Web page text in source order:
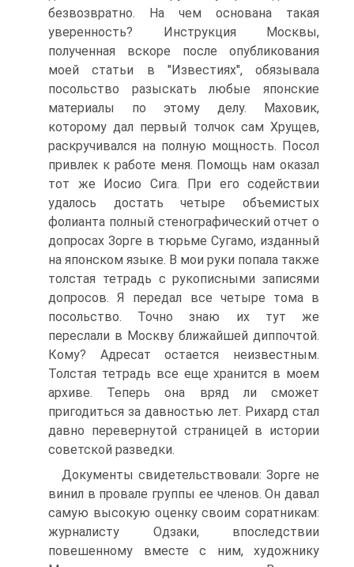
безвозвратно. На чем основана такая
уверенность? Инструкция Москвы,
полученная вскоре после опубликования
моей статьи в "Известиях", обязывала
посольство разыскать любые японские
материалы по этому делу. Маховик,
которому дал первый толчок сам Хрущев,
раскручивался на полную мощность. Посол
привлек к работе меня. Помощь нам оказал
тот же Иосио Сига. При его содействии
удалось достать четыре объемистых
фолианта полный стенографический отчет о
допросах Зорге в тюрьме Сугамо, изданный
на японском языке. В мои руки попала также
толстая тетрадь с рукописными записями
допросов. Я передал все четыре тома в
посольство. Точно знаю их тут же
переслали в Москву ближайшей диппочтой.
Кому? Адресат остается неизвестным.
Толстая тетрадь все еще хранится в моем
архиве. Теперь она вряд ли сможет
пригодиться за давностью лет. Рихард стал
давно перевернутой страницей в истории
советской разведки.
Документы свидетельствовали: Зорге не
винил в провале группы ее членов. Он давал
самую высокую оценку своим соратникам:
журналисту Одзаки, впоследствии
повешенному вместе с ним, художнику